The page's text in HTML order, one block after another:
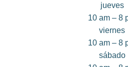
jueves
10 am – 8
viernes
10 am – 8
sábado